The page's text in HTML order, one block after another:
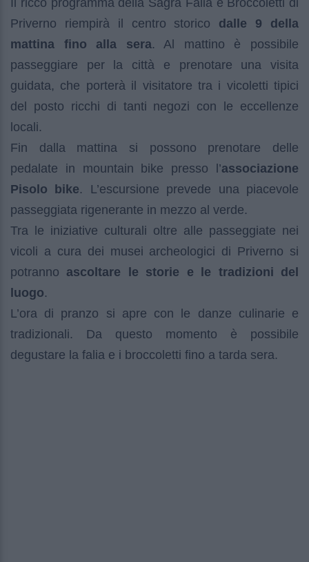
Priverno riempirà il centro storico dalle 9 della
mattina fino alla sera. Al mattino è possibile
passeggiare per la città e prenotare una visita
guidata, che porterà il visitatore tra i vicoletti tipici
del posto ricchi di tanti negozi con le eccellenze
locali.
Fin dalla mattina si possono prenotare delle
pedalate in mountain bike presso l’associazione
Pisolo bike. L’escursione prevede una piacevole
passeggiata rigenerante in mezzo al verde.
Tra le iniziative culturali oltre alle passeggiate nei
vicoli a cura dei musei archeologici di Priverno si
potranno ascoltare le storie e le tradizioni del
luogo.
L’ora di pranzo si apre con le danze culinarie e
tradizionali. Da questo momento è possibile
degustare la falia e i broccoletti fino a tarda sera.